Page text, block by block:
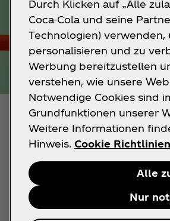
Verpackung:
Mit deiner Entscheidung für
unsere Mehrwegflasche
Du zu einem besseren
Durch Klicken auf „Alle
Coca-Cola und seine
Technologien)
personalisieren und zu
Werbung bereitzustellen
verstehen, wie unsere
Notwendige Cookies sind
Grundfunktionen unserer
Weitere Informationen
Hinweis. Cookie Richtlinien
Alle
Nur